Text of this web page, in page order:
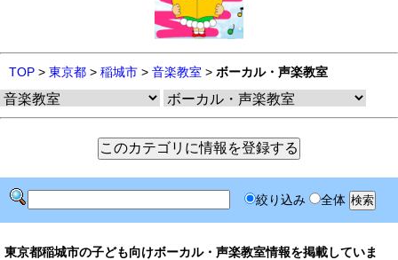
TOP > 東京都 > 稲城市 > 音楽教室 > ボーカル・声楽教室
絞り込み 全体
東京都稲城市の子ども向けボーカル・声楽教室情報を掲載していま